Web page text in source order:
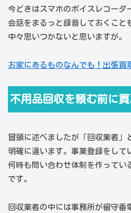
今どきはスマホのボイスレコーダ
会話をまるっと録音しておくこと
中々思いつかないと思いますが。
お家にあるものなんでも！出張買
不用品回収を頼む前に
冒頭に述べましたが「回収業者」
明確に違います。事業登録をして
何時も問い合わせ体制を作ってい
です。
回収業者の中には事務所が留守番